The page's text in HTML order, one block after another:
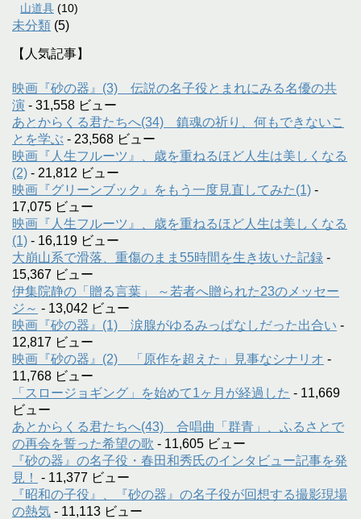
山道具 (10)
未分類 (5)
【人気記事】
映画『砂の器』(3) 伝説の名子役とまれにみる名優の共
演 - 31,558 ビュー
あとからくる君たちへ(34) 鎮魂の祈り、何もできないこ
とを学ぶ - 23,568 ビュー
映画『人生フルーツ』、歳を重ねるほど人生は美しくなる
(2) - 21,812 ビュー
映画『グリーンブック』をもう一度見直してみた(1) -
17,075 ビュー
映画『人生フルーツ』、歳を重ねるほど人生は美しくなる
(1) - 16,119 ビュー
大崩山系で滑落、重傷のまま55時間を生き抜いた記録 -
15,367 ビュー
伊集院静の「贈る言葉」 ～若者へ贈られた23のメッセー
ジ～ - 13,042 ビュー
映画『砂の器』(1) 涙腺がゆるみっぱなしだった出合い -
12,817 ビュー
映画『砂の器』(2) 「原作を超えた」見事なシナリオ -
11,768 ビュー
「スロージョギング」を始めて1ヶ月が経過した - 11,669
ビュー
あとからくる君たちへ(43) 合唱曲「群青」、ふるさとで
の再会を誓った希望の歌 - 11,605 ビュー
『砂の器』の名子役・春田和秀氏のインタビュー記事を発
見！
- 11,377 ビュー
『昭和の子役』、『砂の器』の名子役が回想する撮影現場
の熱気 - 11,113 ビュー